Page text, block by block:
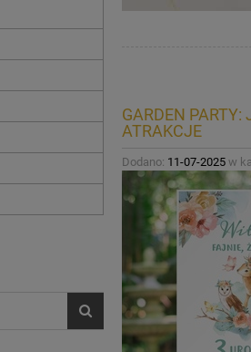
GARDEN
ATRAKCJE
Dodano: 11-07-2025 w